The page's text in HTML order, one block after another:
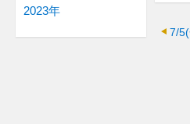
7/
2023年